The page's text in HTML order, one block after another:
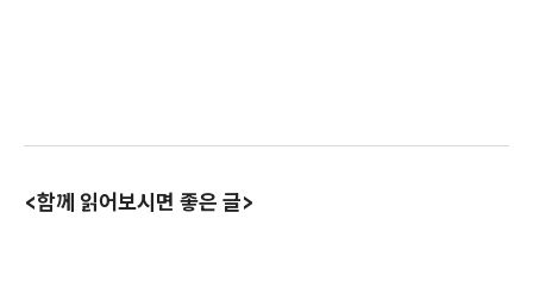
<함께 읽어보시면 좋은 글>